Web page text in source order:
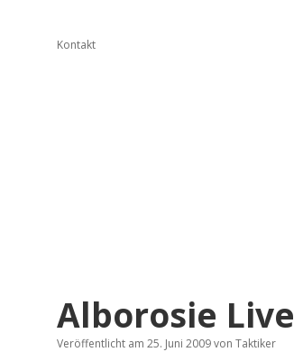
Kontakt
Alborosie Live
Veröffentlicht am 25. Juni 2009von Taktiker